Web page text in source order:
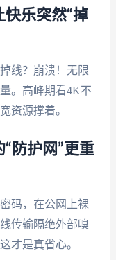
乐突然“掉
线？崩溃！无限
。高峰期看4K不
资源撑着。
防护网”更重
码，在公网上裸
传输隔绝外部嗅
才是真省心。